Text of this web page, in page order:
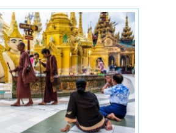
definition-3.jpg